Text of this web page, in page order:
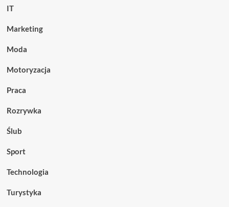
IT
Marketing
Moda
Motoryzacja
Praca
Rozrywka
Ślub
Sport
Technologia
Turystyka